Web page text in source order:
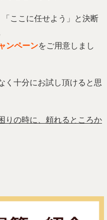
ここに任せよう」と決断
ンペーンをご用意しまし
く十分にお試し頂けると思
りの時に、頼れるところか